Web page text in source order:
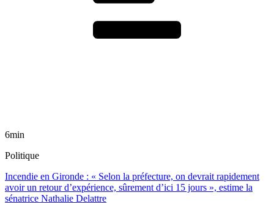
6min
Politique
Incendie en Gironde : « Selon la préfecture, on devrait rapidement
avoir un retour d’expérience, sûrement d’ici 15 jours », estime la
sénatrice Nathalie Delattre